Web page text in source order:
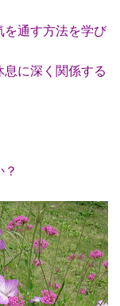
を通す方法を学び
に深く関係する